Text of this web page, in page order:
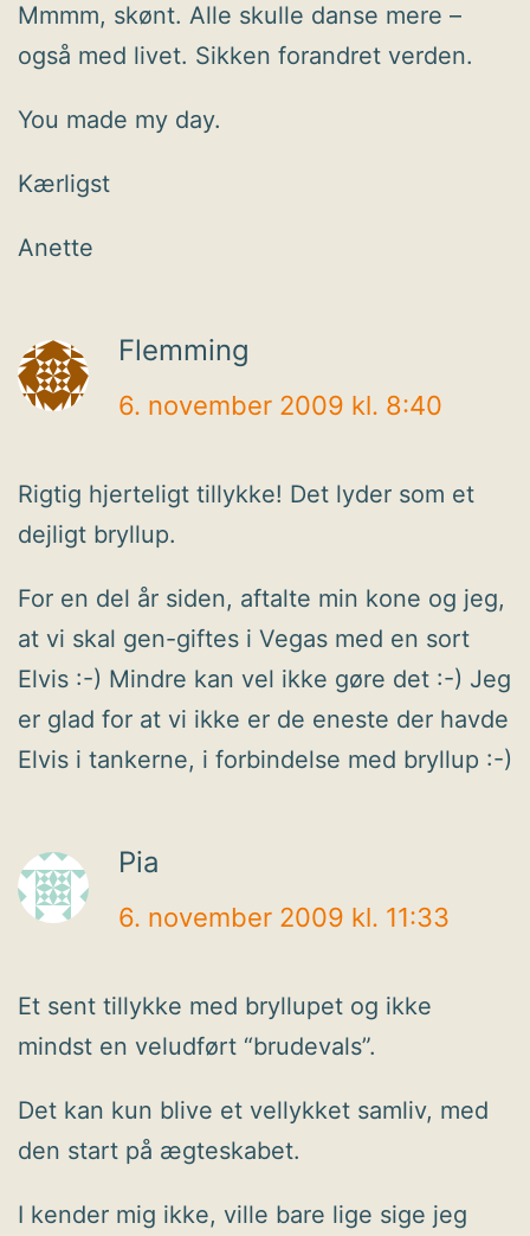
Mmmm, skønt. Alle skulle danse mere –
også med livet. Sikken forandret verden.
You made my day.
Kærligst
Anette
Flemming
6. november 2009 kl. 8:40
Rigtig hjerteligt tillykke! Det lyder som et
dejligt bryllup.
For en del år siden, aftalte min kone og jeg,
at vi skal gen-giftes i Vegas med en sort
Elvis :-) Mindre kan vel ikke gøre det :-) Jeg
er glad for at vi ikke er de eneste der havde
Elvis i tankerne, i forbindelse med bryllup :-)
Pia
6. november 2009 kl. 11:33
Et sent tillykke med bryllupet og ikke
mindst en veludført “brudevals”.
Det kan kun blive et vellykket samliv, med
den start på ægteskabet.
I kender mig ikke, ville bare lige sige jeg